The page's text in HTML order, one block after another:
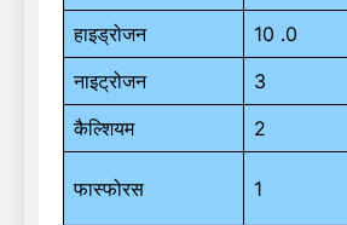
हाइड्रोजन
10 .0
नाइट्रोजन
3
कैल्शियम
2
फास्फोरस 1